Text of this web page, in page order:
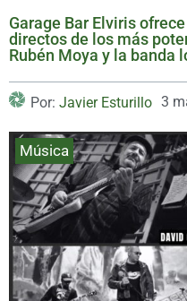
Garage Bar Elviris
directos de los más
Rubén Moya y la banda
Por: Javier Esturillo 3
Música